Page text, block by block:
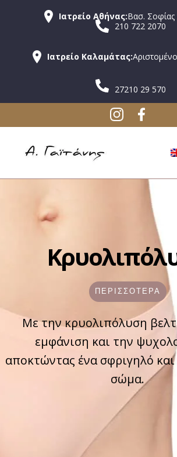
Ιατρείο Αθήνας:Βασ.
210 722 2070
Ιατρείο Καλαμάτας:
27210 29 570
ΠΕΡΙΣΣΟΤΕΡΑ
Με την κρυολιπόλυση
εμφάνιση και την
αποκτώντας ένα σφριγηλό
σώμα.